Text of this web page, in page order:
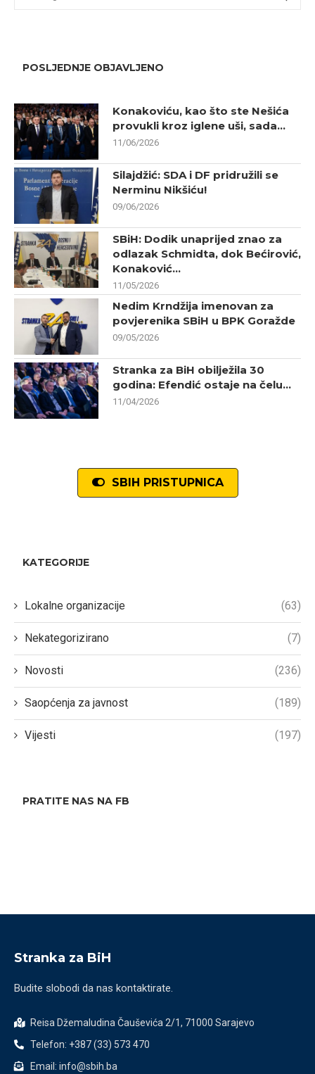
POSLJEDNJE OBJAVLJENO
Konakoviću, kao što ste Nešića
provukli kroz iglene uši, sada...
11/06/2026
Silajdžić: SDA i DF pridružili se
Nerminu Nikšiću!
09/06/2026
SBiH: Dodik unaprijed znao za
odlazak Schmidta, dok Bećirović,
Konaković...
11/05/2026
Nedim Krndžija imenovan za
povjerenika SBiH u BPK Goražde
09/05/2026
Stranka za BiH obilježila 30
godina: Efendić ostaje na čelu...
11/04/2026
SBIH PRISTUPNICA
KATEGORIJE
Lokalne organizacije (63)
Nekategorizirano (7)
Novosti (236)
Saopćenja za javnost (189)
Vijesti (197)
PRATITE NAS NA FB
Stranka za BiH
Budite slobodi da nas kontaktirate.
Reisa Džemaludina Čauševića 2/1, 71000 Sarajevo
Telefon: +387 (33) 573 470
Email: info@sbih.ba